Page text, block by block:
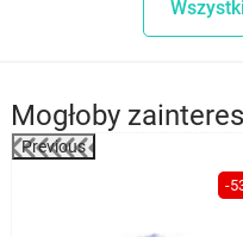
Mogłoby
Previous
-